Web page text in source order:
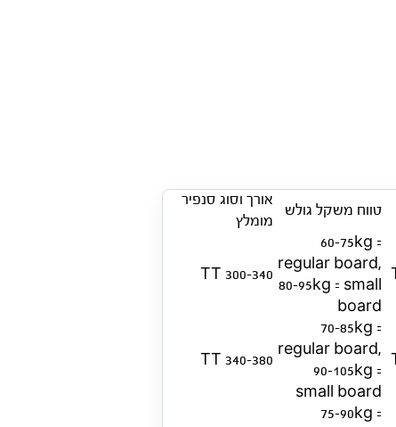
טווח משקל גולש
אורך וסוג סנפיר
מומלץ
60-75kg =
regular board,
80-95kg = small
board
300-340 TT
70-85kg =
regular board,
90-105kg =
small board
340-380 TT
75-90kg =